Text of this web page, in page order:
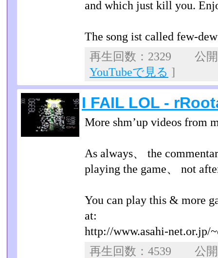
and which just kill you.
The song ist called few-
再生回数：2329 公
YouTubeで見る ]
I FAIL LOL -
More shm’up videos from
As always、 the
playing the game、 not
You can play this & more
at:
http://www.asahi-net.or.jp/
再生回数：4539 公